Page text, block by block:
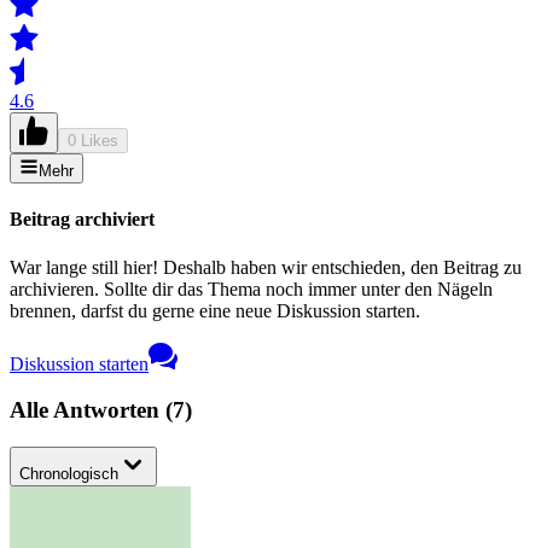
4.6
0 Likes
Mehr
Beitrag archiviert
War lange still hier! Deshalb haben wir entschieden, den Beitrag zu
archivieren. Sollte dir das Thema noch immer unter den Nägeln
brennen, darfst du gerne eine neue Diskussion starten.
Diskussion starten
Alle Antworten (7)
Chronologisch